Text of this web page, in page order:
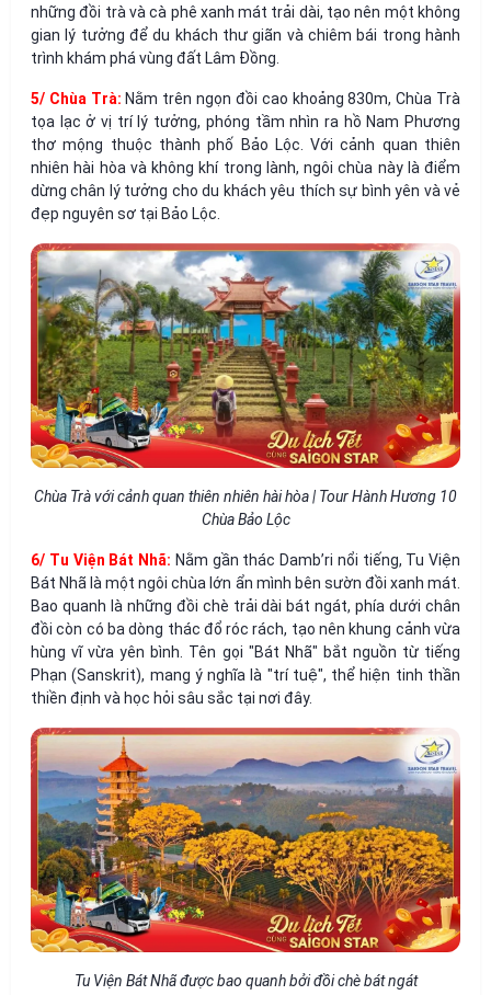
những đồi trà và cà phê xanh mát trải dài, tạo nên một không
gian lý tưởng để du khách thư giãn và chiêm bái trong hành
trình khám phá vùng đất Lâm Đồng.
5/ Chùa Trà: Nằm trên ngọn đồi cao khoảng 830m, Chùa Trà
tọa lạc ở vị trí lý tưởng, phóng tầm nhìn ra hồ Nam Phương
thơ mộng thuộc thành phố Bảo Lộc. Với cảnh quan thiên
nhiên hài hòa và không khí trong lành, ngôi chùa này là điểm
dừng chân lý tưởng cho du khách yêu thích sự bình yên và vẻ
đẹp nguyên sơ tại Bảo Lộc.
Chùa Trà với cảnh quan thiên nhiên hài hòa | Tour Hành Hương 10
Chùa Bảo Lộc
6/ Tu Viện Bát Nhã: Nằm gần thác Damb’ri nổi tiếng, Tu Viện
Bát Nhã là một ngôi chùa lớn ẩn mình bên sườn đồi xanh mát.
Bao quanh là những đồi chè trải dài bát ngát, phía dưới chân
đồi còn có ba dòng thác đổ róc rách, tạo nên khung cảnh vừa
hùng vĩ vừa yên bình. Tên gọi "Bát Nhã" bắt nguồn từ tiếng
Phạn (Sanskrit), mang ý nghĩa là "trí tuệ", thể hiện tinh thần
thiền định và học hỏi sâu sắc tại nơi đây.
Tu Viện Bát Nhã được bao quanh bởi đồi chè bát ngát